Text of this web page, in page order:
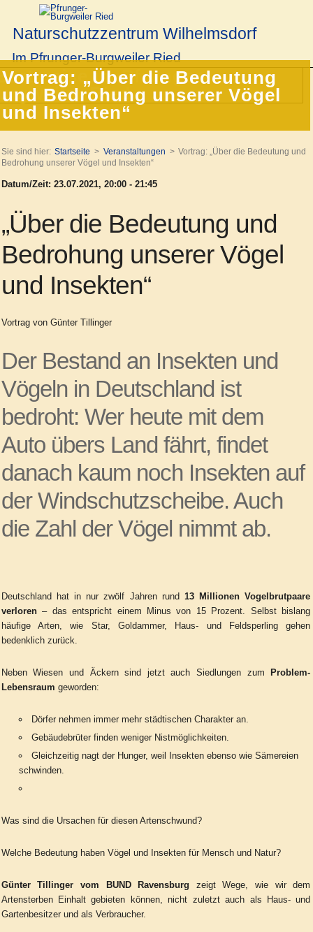
Naturschutzzentrum Wilhelmsdorf
Im Pfrunger-Burgweiler Ried
Vortrag: „Über die Bedeutung
und Bedrohung unserer Vögel
und Insekten“
Sie sind hier: Startseite Veranstaltungen
Vortrag: „Über die Bedeutung und
Bedrohung unserer Vögel und Insekten“
Datum/Zeit: 23.07.2021, 20:00 - 21:45
„Über die Bedeutung und
Bedrohung unserer Vögel
und Insekten“
Vortrag von Günter Tillinger
Der Bestand an Insekten und
Vögeln in Deutschland ist
bedroht: Wer heute mit dem
Auto übers Land fährt, findet
danach kaum noch Insekten auf
der Windschutzscheibe. Auch
die Zahl der Vögel nimmt ab.
Deutschland hat in nur zwölf Jahren rund 13 Millionen Vogelbrutpaare
verloren– das entspricht einem Minus von 15 Prozent. Selbst bislang
häufige Arten, wie Star, Goldammer, Haus- und Feldsperling gehen
bedenklich zurück.
Neben Wiesen und Äckern sind jetzt auch Siedlungen zum
Problem-
Lebensraum geworden:
Dörfer nehmen immer mehr städtischen Charakter an.
Gebäudebrüter finden weniger Nistmöglichkeiten.
Gleichzeitig nagt der Hunger, weil Insekten ebenso wie Sämereien
schwinden.
Was sind die Ursachen für diesen Artenschwund?
Welche Bedeutung haben Vögel und Insekten für Mensch und Natur?
Günter Tillinger vom BUND Ravensburg zeigt Wege, wie wir dem
Artensterben Einhalt gebieten können, nicht zuletzt auch als Haus- und
Gartenbesitzer und als Verbraucher.